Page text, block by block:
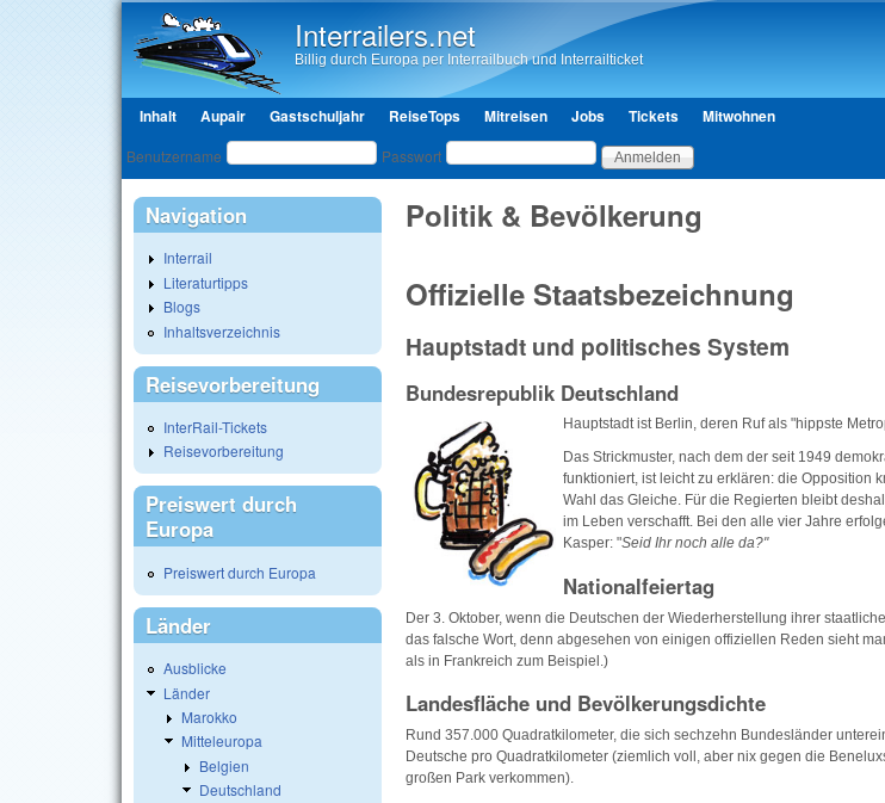
Interrailers.net
Billig durch Europa per Interrailbuch und Interrailticket
Hauptmenü
Inhalt Aupair Gastschuljahr ReiseTops Mitreisen Jobs Tickets Mitwohnen
Benutzeranmeldung
Benutzername Passwort
Politik & Bevölkerung
Offizielle Staatsbezeichnung
Hauptstadt und politisches System
Bundesrepublik Deutschland
Hauptstadt ist Berlin, deren Ruf als "hippste
Das Strickmuster, nach dem der seit 1949
funktioniert, ist leicht zu erklären: die Opposition
Wahl das Gleiche. Für die Regierten bleibt
im Leben verschafft. Bei den alle vier Jahre
Kasper: "Seid Ihr noch alle da?"
Nationalfeiertag
Der 3. Oktober, wenn die Deutschen der Wiederherstellung ihrer
das falsche Wort, denn abgesehen von einigen offiziellen Reden sieht
als in Frankreich zum Beispiel.)
Landesfläche und Bevölkerungsdichte
Rund 357.000 Quadratkilometer, die sich sechzehn Bundesländer
Deutsche pro Quadratkilometer (ziemlich voll, aber nix gegen die
großen Park verkommen).
Navigation
Interrail
Literaturtipps
Blogs
Inhaltsverzeichnis
Reisevorbereitung
InterRail-Tickets
Reisevorbereitung
Preiswert durch
Europa
Preiswert durch Europa
Länder
Ausblicke
Länder
Marokko
Mitteleuropa
Belgien
Deutschland